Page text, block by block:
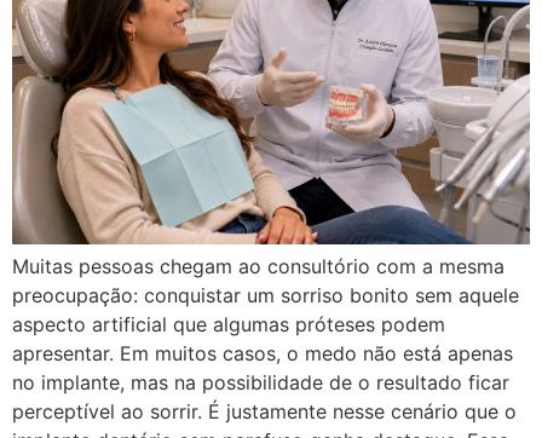
Muitas pessoas chegam ao consultório com a mesma
preocupação: conquistar um sorriso bonito sem aquele
aspecto artificial que algumas próteses podem
apresentar. Em muitos casos, o medo não está apenas
no implante, mas na possibilidade de o resultado ficar
perceptível ao sorrir. É justamente nesse cenário que o